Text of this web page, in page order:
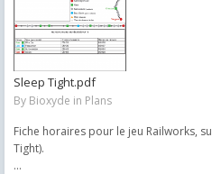
Sleep Tight.pdf
By Bioxyde in Plans
Fiche horaires pour le jeu Railworks,
Tight).
...